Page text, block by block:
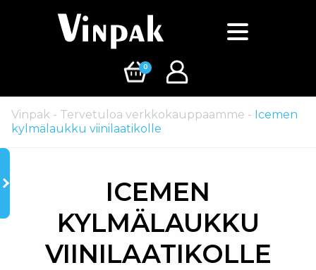
0
Vinpak - Tervetuloa verkkokauppaamme - Icemen
kylmälaukku viinilaatikolle
ICEMEN
KYLMÄLAUKKU
VIINILAATIKOLLE